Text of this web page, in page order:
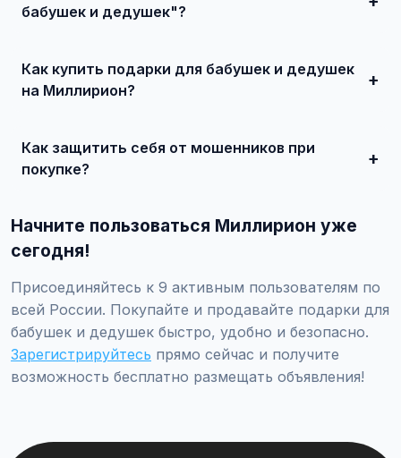
опубликуйте. Первые объявления — бесплатно!
бабушек и дедушек"?
доступно платное продвижение всего от 500 ₽ в месяц.
Как купить подарки для бабушек и дедушек
на Миллирион?
встрече и совершите сделку.
Как защитить себя от мошенников при
покупке?
предоплату незнакомцам.
Начните пользоваться Миллирион уже
сегодня!
Присоединяйтесь к 9 активным пользователям по
всей России. Покупайте и продавайте подарки для
бабушек и дедушек быстро, удобно и безопасно.
Зарегистрируйтесь прямо сейчас и получите
возможность бесплатно размещать объявления!